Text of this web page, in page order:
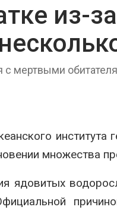
из-
мертвыми
множества
ядовитых